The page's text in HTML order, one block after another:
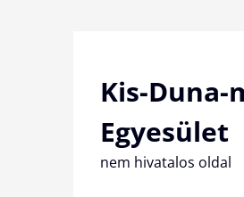
Kis-
Egyesület
nem hivatalos oldal